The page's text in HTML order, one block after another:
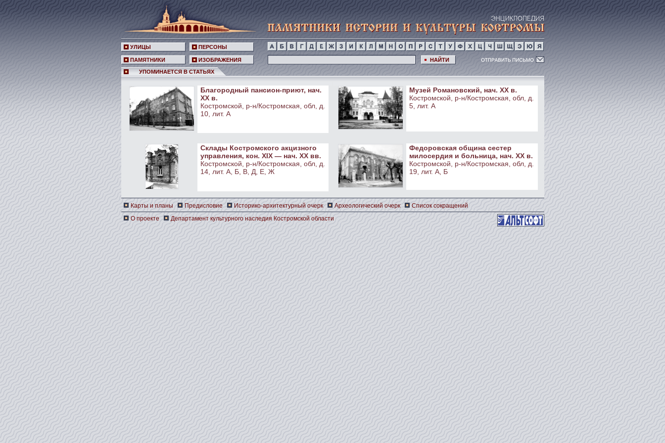
УЛИЦЫ ПЕРСОНЫ
ПАМЯТНИКИ ИЗОБРАЖЕНИЯ
НАЙТИ
УПОМИНАЕТСЯ В СТАТЬЯХ
Благородный пансион-приют, нач.
XX в.
Костромской, р-н/Костромская, обл, д.
10, лит. А
Музей Романовский, нач. ХХ в.
Костромской, р-н/Костромская, обл, д.
5, лит. А
Склады Костромского акцизного
управления, кон. XIX — нач. XX вв.
Костромской, р-н/Костромская, обл, д.
14, лит. А, Б, В, Д, Е, Ж
Федоровская община сестер
милосердия и больница, нач. ХХ в.
Костромской, р-н/Костромская, обл, д.
19, лит. А, Б
Карты и планы Предисловие Историко-архитектурный очерк Археологический очерк
Список сокращений
О проекте
Департамент культурного наследия Костромской области